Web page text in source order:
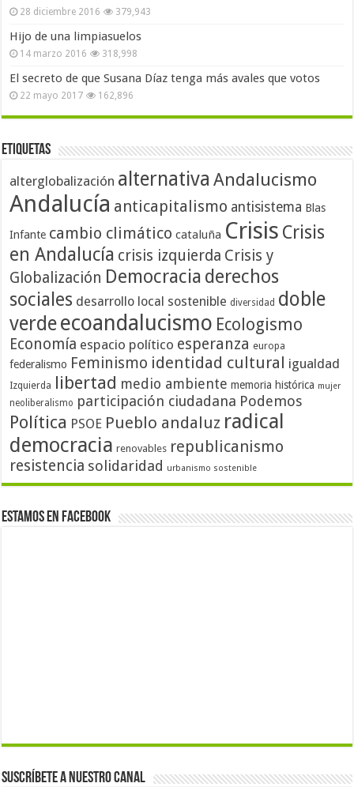
28 diciembre 2016 379,943
Hijo de una limpiasuelos
14 marzo 2016 318,998
El secreto de que Susana Díaz tenga más avales que votos
22 mayo 2017 162,896
Etiquetas
alterglobalización alternativa Andalucismo
Andalucía anticapitalismo antisistema Blas
Infante cambio climático cataluña Crisis Crisis
en Andalucía crisis izquierda Crisis y
Globalización Democracia derechos
sociales desarrollo local sostenible diversidad doble
verdeecoandalucismo Ecologismo
Economía espacio político esperanza europa
federalismo Feminismo identidad cultural igualdad
Izquierda libertad medio ambiente memoria histórica mujer
neoliberalismo participación ciudadana Podemos
Política PSOE Pueblo andaluz radical
democracia renovables republicanismo
resistencia solidaridad urbanismo sostenible
Estamos en Facebook
Suscríbete a nuestro canal